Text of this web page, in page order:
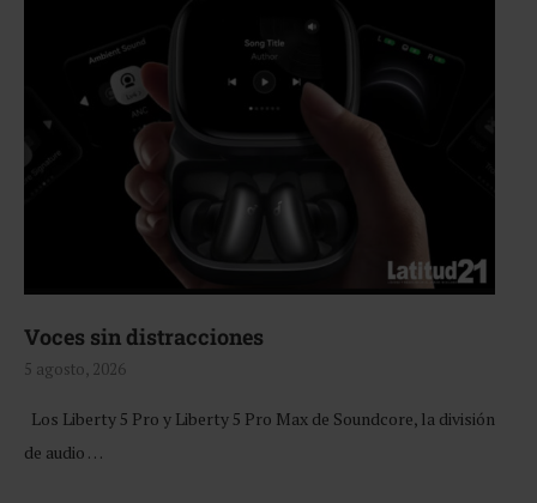
Voces sin distracciones
5 agosto, 2026
Los Liberty 5 Pro y Liberty 5 Pro Max de Soundcore, la división
de audio …